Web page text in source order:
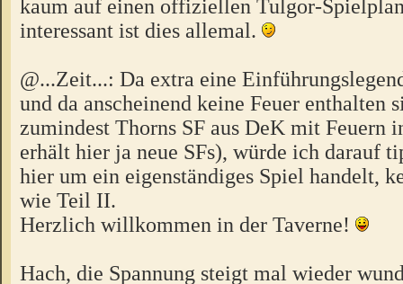
kaum auf einen offiziellen Tulgor-
interessant ist dies allemal.
@...Zeit...: Da extra eine
und da anscheinend keine Feuer enthalten
zumindest Thorns SF aus DeK mit Feuern
erhält hier ja neue SFs), würde ich darauf
hier um ein eigenständiges Spiel handelt,
wie Teil II.
Herzlich willkommen in der Taverne!
Hach, die Spannung steigt mal wieder